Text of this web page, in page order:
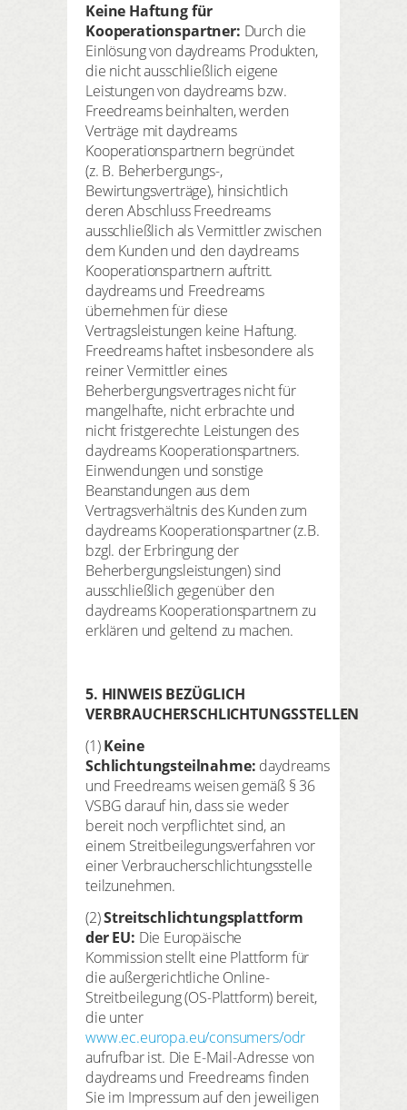
Keine Haftung für
Kooperationspartner: Durch die
Einlösung von daydreams Produkten,
die nicht ausschließlich eigene
Leistungen von daydreams bzw.
Freedreams beinhalten, werden
Verträge mit daydreams
Kooperationspartnern begründet
(z. B. Beherbergungs-,
Bewirtungsverträge), hinsichtlich
deren Abschluss Freedreams
ausschließlich als Vermittler zwischen
dem Kunden und den daydreams
Kooperationspartnern auftritt.
daydreams und Freedreams
übernehmen für diese
Vertragsleistungen keine Haftung.
Freedreams haftet insbesondere als
reiner Vermittler eines
Beherbergungsvertrages nicht für
mangelhafte, nicht erbrachte und
nicht fristgerechte Leistungen des
daydreams Kooperationspartners.
Einwendungen und sonstige
Beanstandungen aus dem
Vertragsverhältnis des Kunden zum
daydreams Kooperationspartner (z.B.
bzgl. der Erbringung der
Beherbergungsleistungen) sind
ausschließlich gegenüber den
daydreams Kooperationspartnern zu
erklären und geltend zu machen.
5. HINWEIS BEZÜGLICH
VERBRAUCHERSCHLICHTUNGSSTELLEN
(1)Keine
Schlichtungsteilnahme: daydreams
und Freedreams weisen gemäß § 36
VSBG darauf hin, dass sie weder
bereit noch verpflichtet sind, an
einem Streitbeilegungsverfahren vor
einer Verbraucherschlichtungsstelle
teilzunehmen.
(2)Streitschlichtungsplattform
der EU: Die Europäische
Kommission stellt eine Plattform für
die außergerichtliche Online-
Streitbeilegung (OS-Plattform) bereit,
die unter
www.ec.europa.eu/consumers/odr
aufrufbar ist. Die E-Mail-Adresse von
daydreams und Freedreams finden
Sie im Impressum auf den jeweiligen